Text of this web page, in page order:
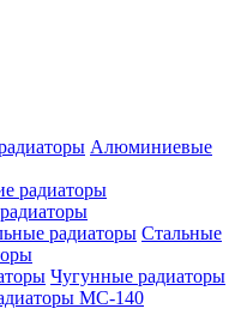
Алюминиевые
Стальные
Чугунные радиаторы
МС-140